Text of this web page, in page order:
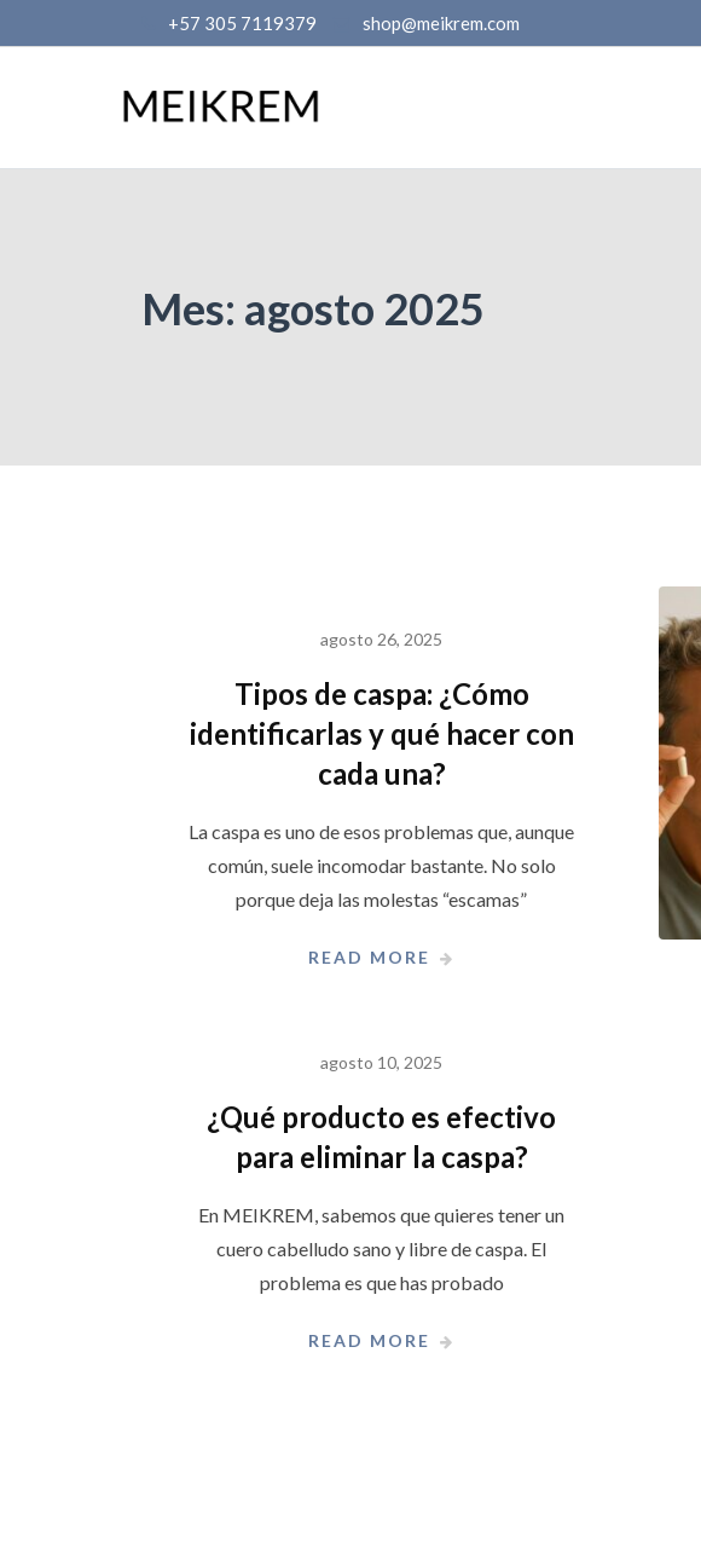
to
+57 305 7119379 shop@meikrem.com
Mes: agosto 2025
agosto 26, 2025
Tipos de caspa: ¿Cómo
identificarlas y qué hacer con
cada una?
La caspa es uno de esos problemas que, aunque
común, suele incomodar bastante. No solo
porque deja las molestas “escamas”
READ MORE
agosto 10, 2025
¿Qué producto es efectivo
para eliminar la caspa?
En MEIKREM, sabemos que quieres tener un
cuero cabelludo sano y libre de caspa. El
problema es que has probado
READ MORE